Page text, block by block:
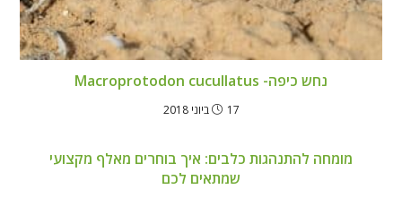
נחש כיפה- Macroprotodon cucullatus
17 ביוני 2018
מומחה להתנהגות כלבים: איך בוחרים מאלף מקצועי
שמתאים לכם